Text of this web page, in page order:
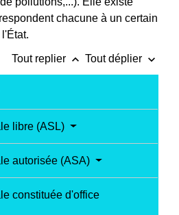
chacune à un certain
Tout replier keyboard_arrow_up Tout déplier keyboard_arrow_down
libre (ASL)
autorisée (ASA)
constituée d'office